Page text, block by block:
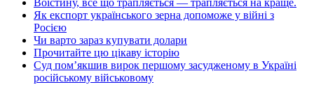
Як експорт українського зерна допоможе у війні з
Росією
Чи варто зараз купувати долари
Прочитайте цю цікаву історію
Суд пом’якшив вирок першому засудженому в Україні
російському військовому